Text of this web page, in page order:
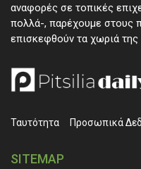
αναφορές σε τοπικές
πολλά-, παρέχουμε στους
επισκεφθούν τα χωριά της
Ταυτότητα Προσωπικά
SITEMAP